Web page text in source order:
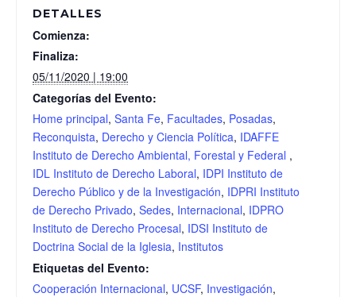
DETALLES
Comienza:
Finaliza:
05/11/2020 | 19:00
Categorías del Evento:
Home principal, Santa Fe, Facultades, Posadas,
Reconquista, Derecho y Ciencia Política, IDAFFE
Instituto de Derecho Ambiental, Forestal y Federal ,
IDL Instituto de Derecho Laboral, IDPI Instituto de
Derecho Público y de la Investigación, IDPRI Instituto
de Derecho Privado, Sedes, Internacional, IDPRO
Instituto de Derecho Procesal, IDSI Instituto de
Doctrina Social de la Iglesia, Institutos
Etiquetas del Evento:
Cooperación Internacional, UCSF, Investigación,